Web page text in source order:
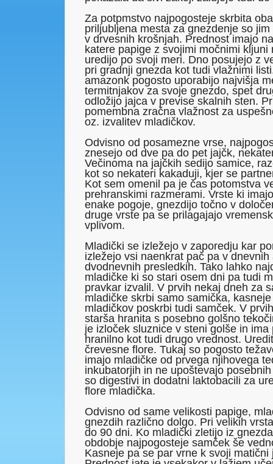
Za potpmstvo najpogosteje skrbita
priljubljena mesta za gnezdenje so
v drvesnih krošnjah. Prednost imajo
katere papige z svojimi močnimi kljuni
uredijo po svoji meri. Dno posujejo z
pri gradnji gnezda kot tudi vlažnimi
amazonk pogosto uporabijo najvišja
termitnjakov za svoje gnezdo, spet
odložijo jajca v previse skalnih sten.
pomembna zračna vlažnost za
oz. izvalitev mladičkov.
Odvisno od posamezne vrse,
znesejo od dve pa do pet jajčk,
Večinoma na jajčkih sedijo samice,
kot so nekateri kakaduji, kjer se
Kot sem omenil pa je čas potomstva
prehranskimi razmerami. Vrste ki
enake pogoje, gnezdijo točno v
druge vrste pa se prilagajajo
vplivom.
Mladički se izležejo v zaporedju kar
izležejo vsi naenkrat pač pa v dnevnih
dvodnevnih presledkih. Tako lahko
mladičke ki so stari osem dni pa tudi
pravkar izvalil. V prvih nekaj dneh za
mladičke skrbi samo samička,
mladičkov poskrbi tudi samček. V
starša hranita s posebno golšno
je izloček sluznice v steni golše in ima
hranilno kot tudi drugo vrednost.
črevesne flore. Tukaj so pogosto
imajo mladičke od prvega njihovega
inkubatorjih in ne upoštevajo
so digestivi in dodatni laktobacili za
flore mladička.
Odvisno od same velikosti papige,
gnezdih različno dolgo. Pri velikih
do 90 dni. Ko mladički zletijo iz
obdobje najpogosteje samček še
Kasneje pa se par vrne k svoji matični